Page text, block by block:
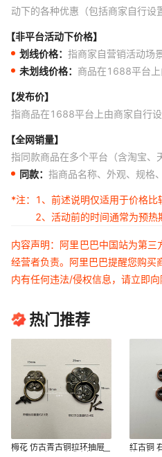
动下的各种优惠（包括商家自行设
【非平台活动下价格】
划线价格： 指商家自营销活动场
未划线价格： 商品在1688平台上
【发布价】
指商品在1688平台上由商家自行
【全网销量】
指同款商品在多个平台（含淘宝、
同款： 指商品名称、外观、规格
*注：
1、前述说明仅适用于价格比
2、活动前的时间通常为预热
内容声明：阿里巴巴中国站为第
经营者负责。阿里巴巴提醒您购
内有任何违法/侵权信息，请立即向
热门推荐
梅花 仿古青古铜拉环抽屉
红古铜